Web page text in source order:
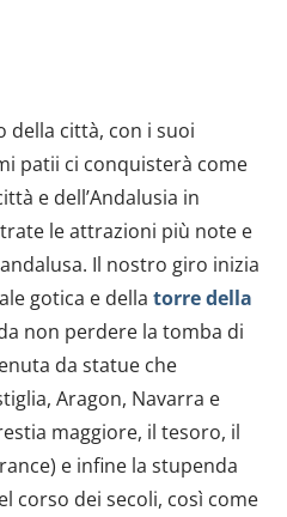
della città, con i suoi
patii ci conquisterà come
e dell’Andalusia in
le attrazioni più note e
Il nostro giro inizia
gotica e della torre della
non perdere la tomba di
da statue che
Aragon, Navarra e
maggiore, il tesoro, il
e infine la stupenda
corso dei secoli, così come